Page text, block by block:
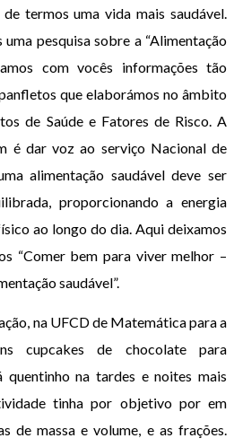
termos uma vida mais saudável.
pesquisa sobre a “Alimentação
com vocês informações tão
que elaborámos no âmbito
de Saúde e Fatores de Risco. A
é dar voz ao serviço Nacional de
alimentação saudável deve ser
proporcionando a energia
ao longo do dia. Aqui deixamos
“Comer bem para viver melhor –
saudável”.
na UFCD de Matemática para a
cupcakes de chocolate para
quentinho na tardes e noites mais
tinha por objetivo por em
de massa e volume, e as frações.